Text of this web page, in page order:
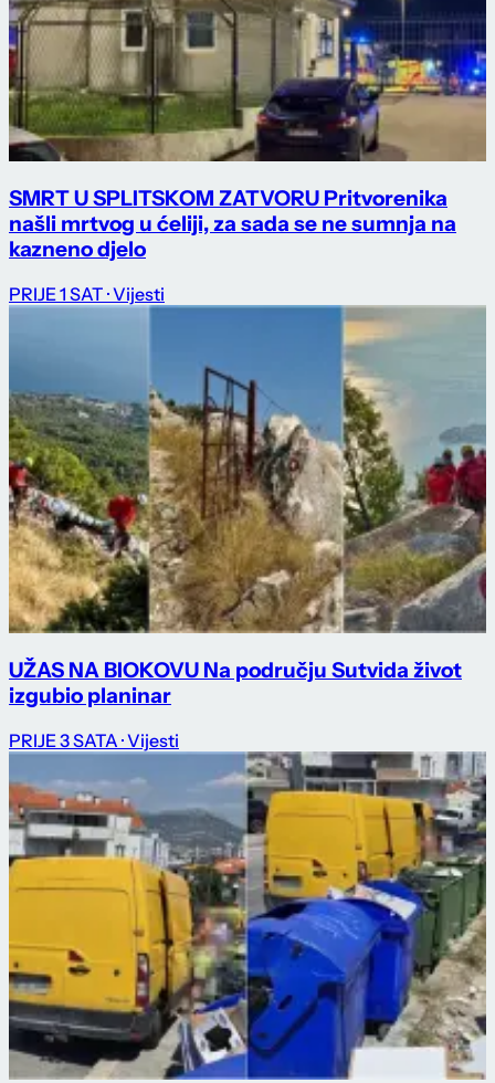
SMRT U SPLITSKOM ZATVORU Pritvorenika
našli mrtvog u ćeliji, za sada se ne sumnja na
kazneno djelo
PRIJE 1 SAT · Vijesti
UŽAS NA BIOKOVU Na području Sutvida život
izgubio planinar
PRIJE 3 SATA · Vijesti